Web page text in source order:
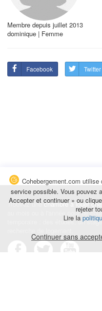
Membre depuis juillet 2013
dominique | Femme
Facebook Twitter
Trouvez unechambre à louer
au mois ou à l'année pour de
temporaire : des études, un
Cohebergement.com
service possible. Vous pouvez
Accepter et continuer » ou
rejeter
Lire la
Continuer sans